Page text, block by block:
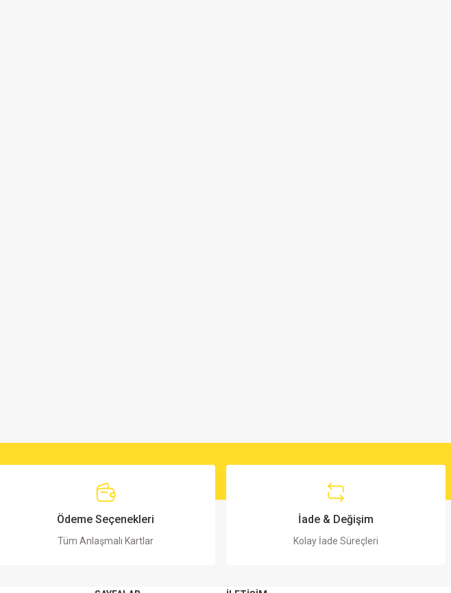
Ödeme Seçenekleri
Tüm Anlaşmalı Kartlar
İade & Değişim
Kolay İade Süreçleri